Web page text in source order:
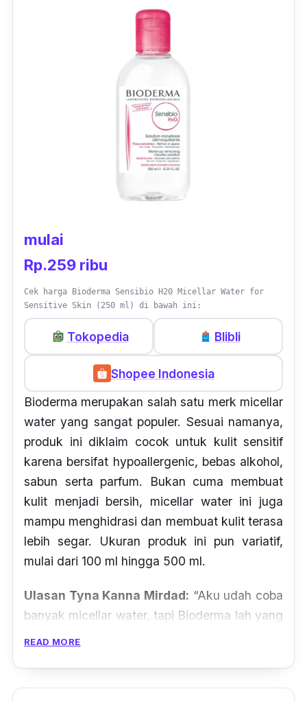
mulai
Rp.259 ribu
Cek harga Bioderma Sensibio H20 Micellar Water for
Sensitive Skin (250 ml) di bawah ini:
Tokopedia Blibli
Shopee Indonesia
Bioderma merupakan salah satu merk micellar
water yang sangat populer. Sesuai namanya,
produk ini diklaim cocok untuk kulit sensitif
karena bersifat hypoallergenic, bebas alkohol,
sabun serta parfum. Bukan cuma membuat
kulit menjadi bersih, micellar waterini juga
mampu menghidrasi dan membuat kulit terasa
lebih segar. Ukuran produk ini pun variatif,
mulai dari 100 ml hingga 500 ml.
Ulasan Tyna Kanna Mirdad: “Aku udah coba
banyak micellar water, tapi Bioderma lah yang
READ MORE